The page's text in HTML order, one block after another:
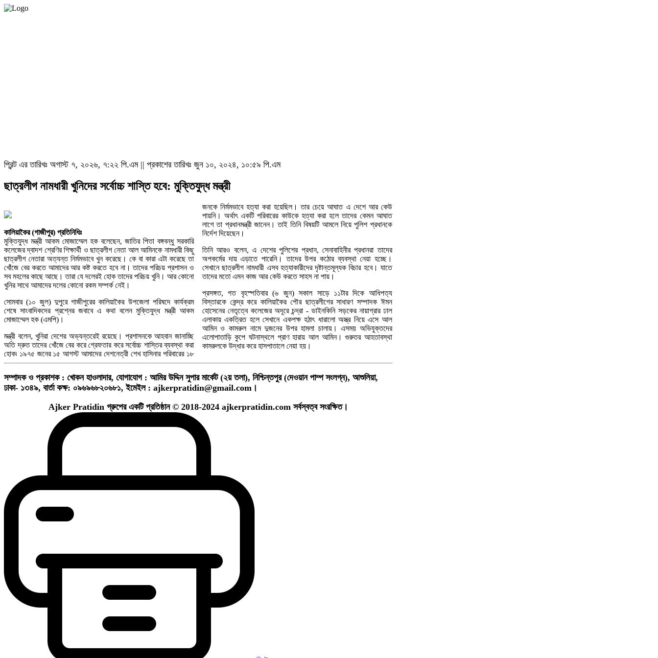
প্রিন্ট এর তারিখঃ অগাস্ট ৭, ২০২৬, ৭:২২ পি.এম || প্রকাশের তারিখঃ জুন ১০, ২০২৪, ১০:৫৯ পি.এম
ছাত্রলীগ নামধারী খুনিদের সর্বোচ্চ শাস্তি হবে: মুক্তিযুদ্ধ মন্ত্রী
কালিয়াকৈর (গাজীপুর) প্রতিনিধিঃ
মুক্তিযুদ্ধ মন্ত্রী আকম মোজাম্মেল হক বলেছেন, জাতির পিতা বঙ্গবন্ধু সরকারি
কলেজের দ্বাদশ শ্রেণির শিক্ষার্থী ও ছাত্রলীগ নেতা আল আমিনকে নামধারী কিছু
ছাত্রলীগ নেতারা অত্যন্ত নির্মমভাবে খুন করেছে। কে বা কারা এটা করেছে তা
খোঁজে বের করতে আমাদের আর কষ্ট করতে হবে না। তাদের পরিচয় প্রশাসন ও
সব মহলের কাছে আছে। তারা যে দলেরই হোক তাদের পরিচয় খুনি। আর কোনো
খুনির সাথে আমাদের দলের কোনো রকম সম্পর্ক নেই।
সোমবার (১০ জুল) দুপুরে গাজীপুরের কালিয়াকৈর উপজেলা পরিষদে কার্যক্রম
শেষে সাংবাদিকদের প্রশ্নের জবাবে এ কথা বলেন মুক্তিযুদ্ধ মন্ত্রী আকম
মোজাম্মেল হক (এমপি)।
মন্ত্রী বলেন, খুনিরা দেশের অভ্যন্তরেই রয়েছে। প্রশাসনকে আহবান জানাচ্ছি
অতি দ্রুত তাদের খোঁজে বের করে গ্রেফতার করে সর্বোচ্চ শাস্তির ব্যবস্থা করা
হোক৷ ১৯৭৫ জনের ১৫ আগস্ট আমাদের দেশনেত্রী শেখ হাসিনার পরিবারের ১৮
জনকে নির্মমভাবে হত্যা করা হয়েছিল। তার চেয়ে আঘাত এ দেশে আর কেউ
পায়নি। অর্থাৎ একটি পরিবারের কাউকে হত্যা করা হলে তাদের কেমন আঘাত
লাগে তা প্রধানমন্ত্রী জানেন। তাই তিনি বিষয়টি আমলে নিয়ে পুলিশ প্রধানকে
নির্দেশ দিয়েছেন।
তিনি আরও বলেন, এ দেশের পুলিশের প্রধান, সেনাবাহিনীর প্রধানরা তাদের
অপকর্মের দায় এড়াতে পারেনি। তাদের উপর কঠোর ব্যবস্থা নেয়া হচ্ছে।
সেখানে ছাত্রলীগ নামধারী এসব হত্যাকারীদের দৃষ্টান্তমূল্যক বিচার হবে। যাতে
তাদের মতো এমন কাজ আর কেউ করতে সাহস না পায়।
প্রসঙ্গত, গত বৃহস্পতিবার (৬ জুন) সকাল সাড়ে ১১টার দিকে আধিপত্য
বিস্তারকে কেন্দ্র করে কালিয়াকৈর পৌর ছাত্রলীগের সাধারণ সম্পাদক ঈমন
হোসেনের নেতৃত্বে কলেজের অদূরে চন্দ্রা - ডাইনকিনি সড়কের নায়াগ্রার ঢাল
এলাকায় একত্রিত হলে সেখানে একপক্ষ হঠাৎ ধারালো অস্ত্র নিয়ে এসে আল
আমিন ও কামরুল নামে দুজনের উপর হামলা চালায়। এসময় অভিযুক্তদের
এলোপাতাড়ি কুপে ঘটনাস্থলে প্রাণ হারায় আল আমিন। গুরুতর আহতাবস্থা
কামরুলকে উদ্ধার করে হাসপাতালে নেয়া হয়।
সম্পাদক ও প্রকাশক : খোকন হাওলাদার, যোগাযোগ : আমির উদ্দিন সুপার মার্কেট (২য় তলা), নিশ্চিন্তপুর (দেওয়ান পাম্প সংলগ্ন), আশুলিয়া,
ঢাকা- ১৩৪৯, বার্তা কক্ষ: ০৯৬৯৬৮২০৬৮১, ইমেইল : ajkerpratidin@gmail.com ।
Ajker Pratidin গ্রুপের একটি প্রতিষ্ঠান © 2018-2024 ajkerpratidin.com সর্বস্বত্ব সংরক্ষিত।